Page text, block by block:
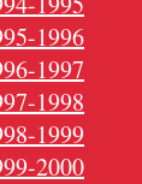
1996
1997
1998
1999
2000